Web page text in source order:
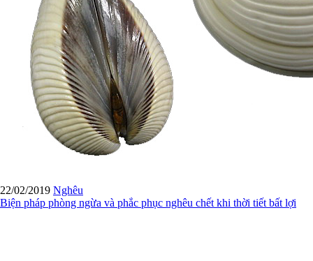
22/02/2019 Nghêu
Biện pháp phòng ngừa và phắc phục nghêu chết khi thời tiết bất lợi